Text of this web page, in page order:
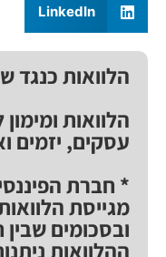
LinkedIn
הלוואות כנגד
הלוואות
עסקים, יזמים
* חברת
מגייסת
ההלוואות